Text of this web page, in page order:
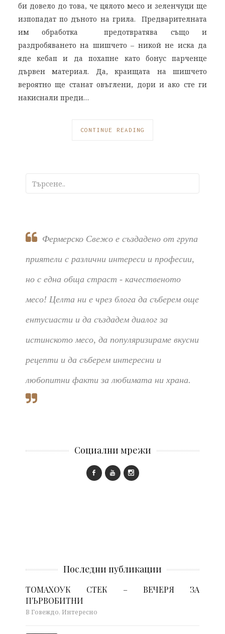
би довело до това, че цялото месо и зеленчуци ще
изпопадат по дъното на грила. Предварителната
им обработка предотвратява също и
раздробяването на шишчето – никой не иска да
яде кебап и да похапне като бонус парченце
дървен материал. Да, краищата на шишчето
вероятно ще станат овъглени, дори и ако сте ги
накиснали преди…
CONTINUE READING
Фермерско Свежо е създадено от група
приятели с различни интереси и професии,
но с една обща страст - качественото
месо! Целта ни е чрез блога да съберем още
ентусиасти и да създадем диалог за
истинското месо, да популяризираме вкусни
рецепти и да съберем интересни и
любопитни факти за любимата ни храна.
Социални мрежи
Последни публикации
ТОМАХОУК СТЕК – ВЕЧЕРЯ ЗА
ПЪРВОБИТНИ
В Говеждо, Интересно